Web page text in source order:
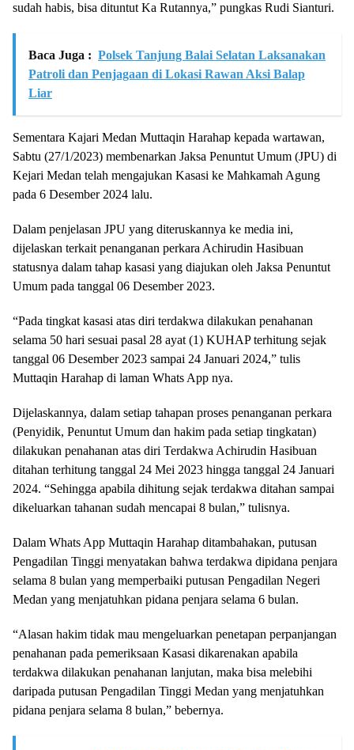
sudah habis, bisa dituntut Ka Rutannya,” pungkas Rudi Sianturi.
Baca Juga : Polsek Tanjung Balai Selatan Laksanakan
Patroli dan Penjagaan di Lokasi Rawan Aksi Balap
Liar
Sementara Kajari Medan Muttaqin Harahap kepada wartawan,
Sabtu (27/1/2023) membenarkan Jaksa Penuntut Umum (JPU) di
Kejari Medan telah mengajukan Kasasi ke Mahkamah Agung
pada 6 Desember 2024 lalu.
Dalam penjelasan JPU yang diteruskannya ke media ini,
dijelaskan terkait penanganan perkara Achirudin Hasibuan
statusnya dalam tahap kasasi yang diajukan oleh Jaksa Penuntut
Umum pada tanggal 06 Desember 2023.
“Pada tingkat kasasi atas diri terdakwa dilakukan penahanan
selama 50 hari sesuai pasal 28 ayat (1) KUHAP terhitung sejak
tanggal 06 Desember 2023 sampai 24 Januari 2024,” tulis
Muttaqin Harahap di laman Whats App nya.
Dijelaskannya, dalam setiap tahapan proses penanganan perkara
(Penyidik, Penuntut Umum dan hakim pada setiap tingkatan)
dilakukan penahanan atas diri Terdakwa Achirudin Hasibuan
ditahan terhitung tanggal 24 Mei 2023 hingga tanggal 24 Januari
2024. “Sehingga apabila dihitung sejak terdakwa ditahan sampai
dikeluarkan tahanan sudah mencapai 8 bulan,” tulisnya.
Dalam Whats App Muttaqin Harahap ditambahakan, putusan
Pengadilan Tinggi menyatakan bahwa terdakwa dipidana penjara
selama 8 bulan yang memperbaiki putusan Pengadilan Negeri
Medan yang menjatuhkan pidana penjara selama 6 bulan.
“Alasan hakim tidak mau mengeluarkan penetapan perpanjangan
penahanan pada pemeriksaan Kasasi dikarenakan apabila
terdakwa dilakukan penahanan lanjutan, maka bisa melebihi
daripada putusan Pengadilan Tinggi Medan yang menjatuhkan
pidana penjara selama 8 bulan,” bebernya.